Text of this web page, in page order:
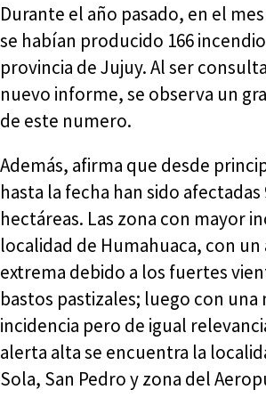
Durante el año pasado, en el
se habían producido 166
provincia de Jujuy. Al ser
nuevo informe, se observa un
de este numero.
Además, afirma que desde
hasta la fecha han sido afectadas
hectáreas. Las zona con mayor
localidad de Humahuaca, con
extrema debido a los fuertes
bastos pastizales; luego con una
incidencia pero de igual
alerta alta se encuentra la
Sola, San Pedro y zona del